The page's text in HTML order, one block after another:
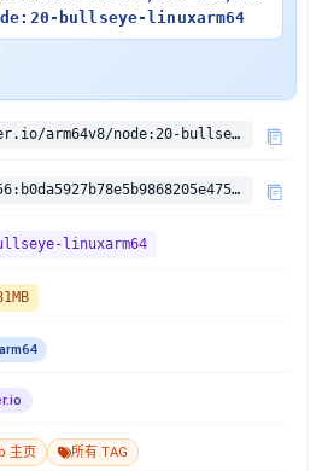
bullseye-linuxarm64
docker.io/arm64v8/node:20-bullseye
sha256:b0da5927b78e5b9868205e4754ee05f709977788f9b201775c23db76241d435a
linuxarm64
主页 所有 TAG